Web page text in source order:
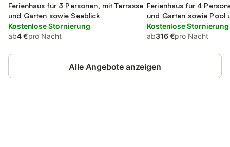
Ferienhaus für 3 Personen, mit Terrasse
und Garten sowie Seeblick
Kostenlose Stornierung
ab4 €pro Nacht
Ferienhaus für 4
und Garten sowie Pool
Kostenlose Stornierung
ab316 €pro Nacht
Alle Angebote anzeigen